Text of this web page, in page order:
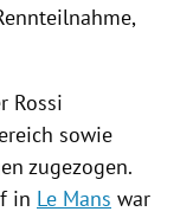
Rossi
sowie
zugezogen.
in Le Mans war